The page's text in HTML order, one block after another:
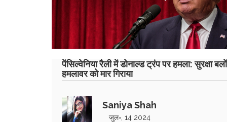
पेंसिल्वेनिया रैली में डोनाल्ड ट्रंप पर हमला: सुरक्षा
हमलावर को मार गिराया
Saniya Shah
जुल॰, 14 2024